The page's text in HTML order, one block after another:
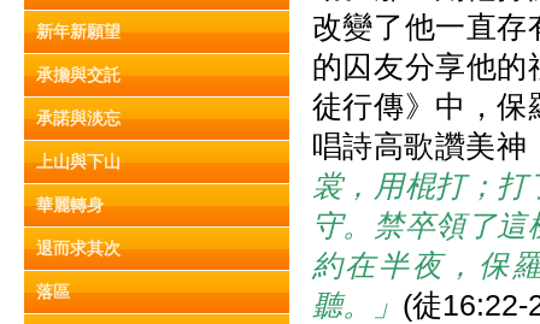
新年新願望
承擔與交託
承諾與淡忘
上山與下山
華麗轉身
退而求其次
落區
改變了他一直存
的囚友分享他的
徒行傳》中，保
唱詩高歌讚美神
裳，用棍打；
守。禁卒領了
約在半夜，保
聽。」 (徒